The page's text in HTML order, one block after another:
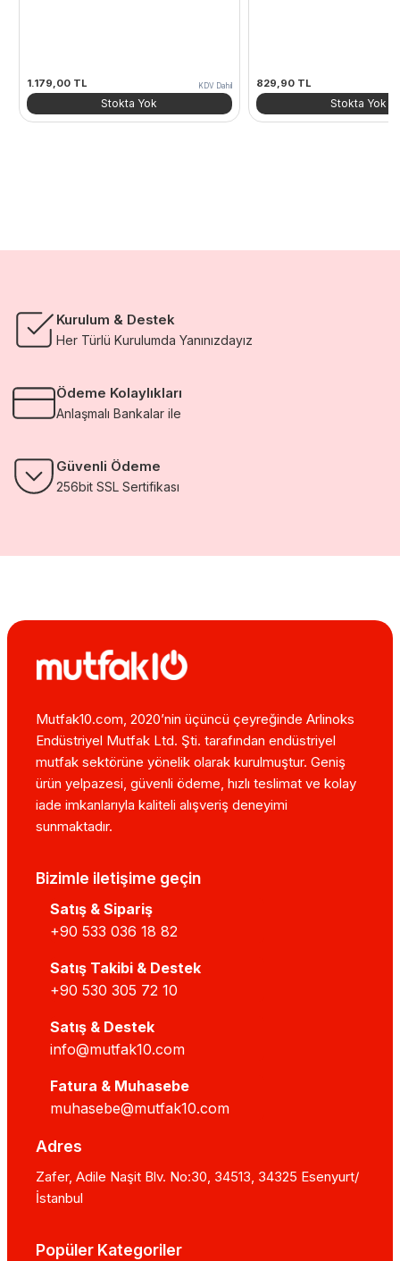
1.179,00 TL KDV Dahil
Stokta Yok
829,90 TL
Stokta Yok
Kurulum & Destek
Her Türlü Kurulumda Yanınızdayız
Ödeme Kolaylıkları
Anlaşmalı Bankalar ile
Güvenli Ödeme
256bit SSL Sertifikası
Mutfak10.com, 2020’nin üçüncü çeyreğinde Arlinoks
Endüstriyel Mutfak Ltd. Şti. tarafından endüstriyel
mutfak sektörüne yönelik olarak kurulmuştur. Geniş
ürün yelpazesi, güvenli ödeme, hızlı teslimat ve kolay
iade imkanlarıyla kaliteli alışveriş deneyimi
sunmaktadır.
Bizimle iletişime geçin
Satış & Sipariş
+90 533 036 18 82
Satış Takibi & Destek
+90 530 305 72 10
Satış & Destek
info@mutfak10.com
Fatura & Muhasebe
muhasebe@mutfak10.com
Adres
Zafer, Adile Naşit Blv. No:30, 34513, 34325 Esenyurt/
İstanbul
Popüler Kategoriler